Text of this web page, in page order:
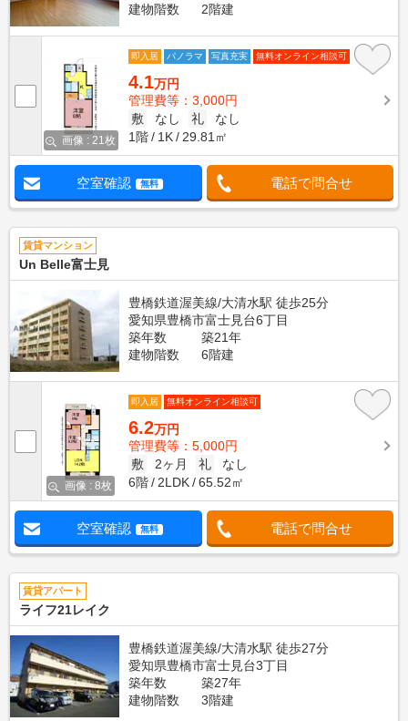
建物階数
2階建
画像 : 21枚
即入居 パノラマ 写真充実 無料オンライン相談可
4.1万円
管理費等：3,000円
敷
なし 礼
なし
1階
1K 29.81㎡
空室確認 無料 電話で問合せ
賃貸マンション
Un Belle富士見
豊橋鉄道渥美線/大清水駅 徒歩25分
愛知県豊橋市富士見台6丁目
築年数
築21年
建物階数
6階建
画像 : 8枚
即入居 無料オンライン相談可
6.2万円
管理費等：5,000円
敷
2ヶ月 礼
なし
6階
2LDK 65.52㎡
空室確認 無料 電話で問合せ
賃貸アパート
ライフ21レイク
豊橋鉄道渥美線/大清水駅 徒歩27分
愛知県豊橋市富士見台3丁目
築年数
築27年
建物階数
3階建